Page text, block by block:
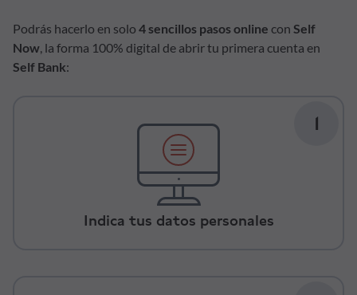
Podrás hacerlo en solo 4 sencillos pasos online con Self
Now, la forma 100% digital de abrir tu primera cuenta en
Self Bank:
1
Indica tus datos personales